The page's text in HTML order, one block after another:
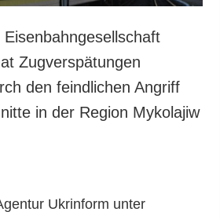
Zugverspätungen
den feindlichen Angriff
in der Region Mykolajiw
Ukrinform unter